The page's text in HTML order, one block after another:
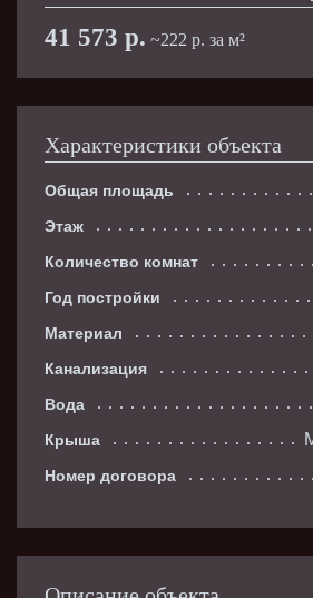
41 573 р. ~222 р. за м²
Характеристики объекта
Общая площадь
Этаж
Количество комнат
Год постройки
Материал
Канализация
Вода
Крыша
Номер договора